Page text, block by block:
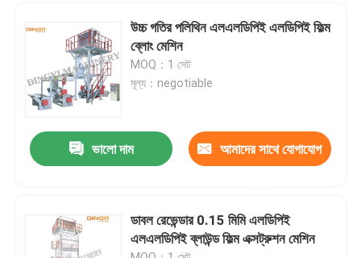
যোগাযোগ করুন
উদ্ধৃতির জন্য আবেদন
ফিল্ম ব্লো মেশিন
LDPE ব্লোন ফিল্ম মেশিন
উচ্চ গতির পলিথিন এলএলডিপিই এলডিপিই ফিল্ম
ব্লোং মেশিন
MOQ：1 সেট
মূল্য：negotiable
ভালো দাম আমাদের সাথে যোগাযোগ
ডাবল রেভেন্ডার 0.15 মিমি এলডিপিই
এলএলডিপিই ব্লাউন্ড ফিল্ম এক্সট্রুশন মেশিন